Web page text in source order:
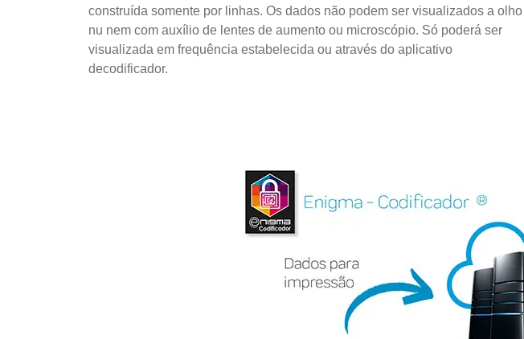
construída somente por linhas. Os dados não podem ser visualizados a olho
nu nem com auxílio de lentes de aumento ou microscópio. Só poderá ser
visualizada em frequência estabelecida ou através do aplicativo
decodificador.